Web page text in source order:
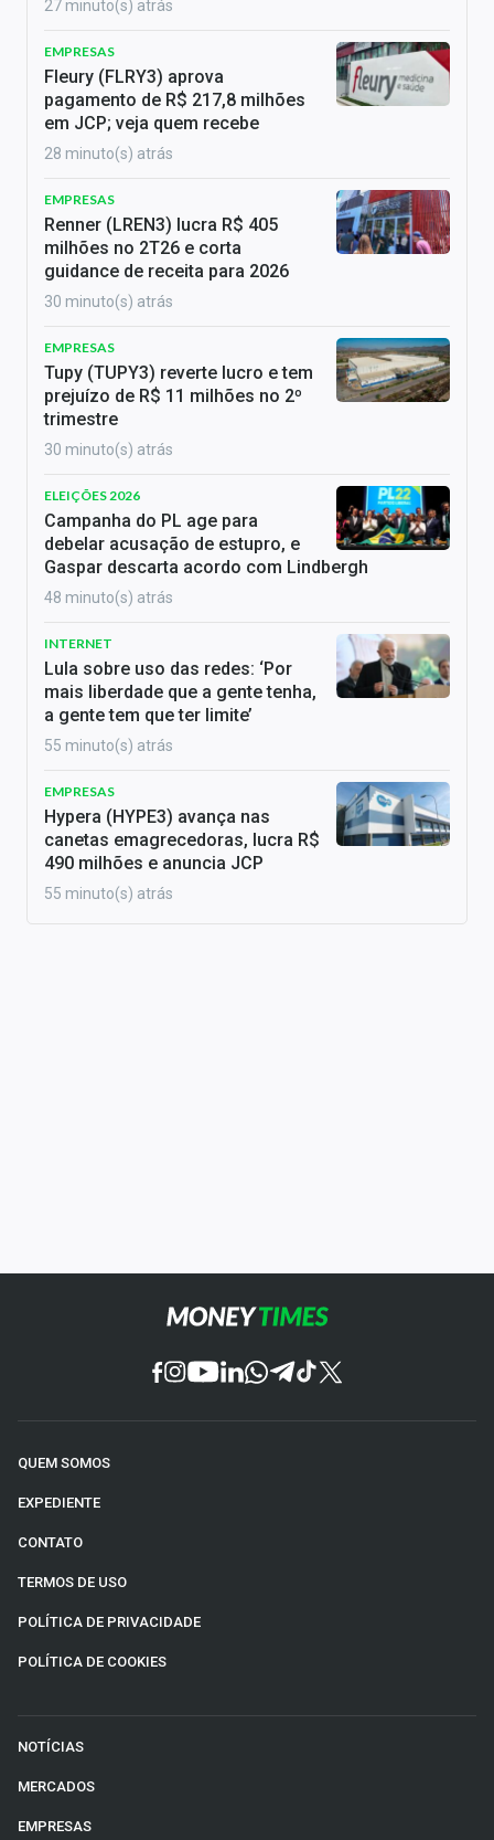
27 minuto(s) atrás
EMPRESAS
Fleury (FLRY3) aprova
pagamento de R$ 217,8 milhões
em JCP; veja quem recebe
28 minuto(s) atrás
EMPRESAS
Renner (LREN3) lucra R$ 405
milhões no 2T26 e corta
guidance de receita para 2026
30 minuto(s) atrás
EMPRESAS
Tupy (TUPY3) reverte lucro e tem
prejuízo de R$ 11 milhões no 2º
trimestre
30 minuto(s) atrás
ELEIÇÕES 2026
Campanha do PL age para
debelar acusação de estupro, e
Gaspar descarta acordo com Lindbergh
48 minuto(s) atrás
INTERNET
Lula sobre uso das redes: ‘Por
mais liberdade que a gente tenha,
a gente tem que ter limite’
55 minuto(s) atrás
EMPRESAS
Hypera (HYPE3) avança nas
canetas emagrecedoras, lucra R$
490 milhões e anuncia JCP
55 minuto(s) atrás
QUEM SOMOS
EXPEDIENTE
CONTATO
TERMOS DE USO
POLÍTICA DE PRIVACIDADE
POLÍTICA DE COOKIES
NOTÍCIAS
MERCADOS
EMPRESAS